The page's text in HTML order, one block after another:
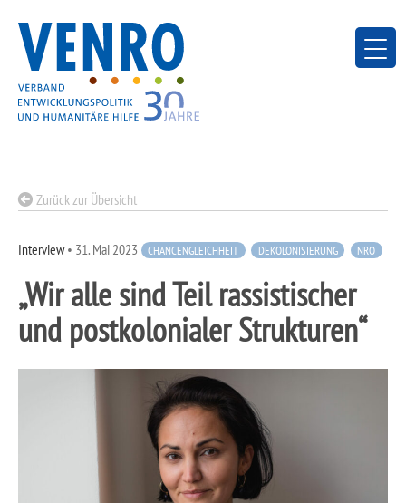
content
Zurück zur Übersicht
CHANCENGLEICHHEIT DEKOLONISIERUNG NRO
Interview• 31. Mai 2023
„Wir alle sind Teil rassistischer
und postkolonialer Strukturen“